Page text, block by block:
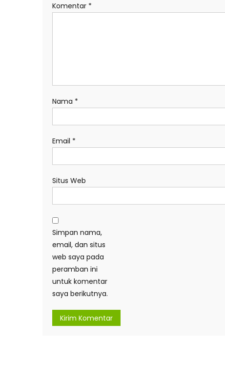
Komentar *
Nama *
Email *
Situs Web
Simpan nama,
email, dan situs
web saya pada
peramban ini
untuk komentar
saya berikutnya.